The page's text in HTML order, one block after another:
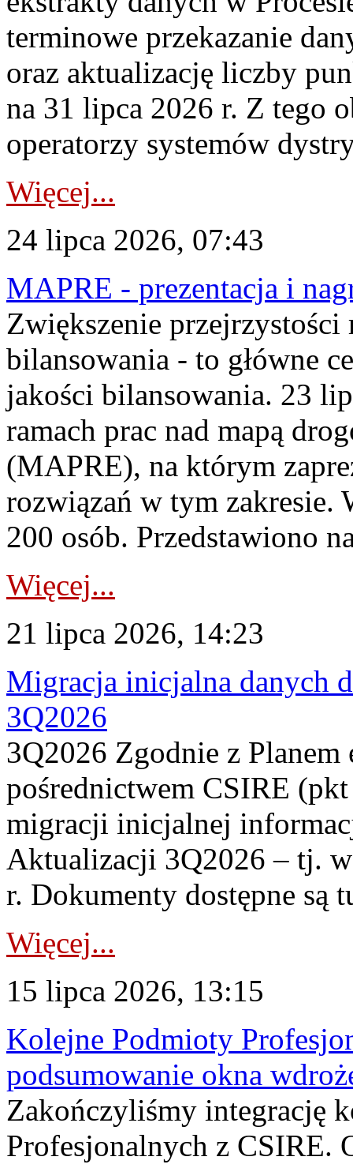
terminowe przekazanie
oraz aktualizację liczby
na 31 lipca 2026 r. Z tego
operatorzy systemów
Więcej...
24 lipca 2026, 07:43
MAPRE - prezentacja i
Zwiększenie
bilansowania - to główne
jakości bilansowania. 23
ramach prac nad mapą
(MAPRE), na którym
rozwiązań w tym zakresie.
200 osób. Przedstawiono
Więcej...
21 lipca 2026, 14:23
Migracja inicjalna danych
3Q2026
3Q2026 Zgodnie z
pośrednictwem CSIRE
migracji inicjalnej
Aktualizacji 3Q2026 – tj.
r. Dokumenty dostępne są
Więcej...
15 lipca 2026, 13:15
Kolejne Podmioty
podsumowanie okna
Zakończyliśmy integrację
Profesjonalnych z CSIRE.